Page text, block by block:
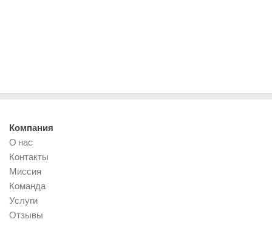
Компания
О нас
Контакты
Миссия
Команда
Услуги
Отзывы